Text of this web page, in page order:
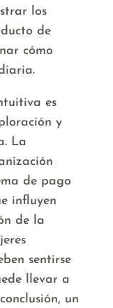
los
de
cómo
es
y
La
de pago
influyen
de la
sentirse
llevar a
un